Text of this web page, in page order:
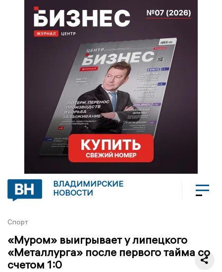
ВЛАДИМИРСКИЕ
НОВОСТИ
Спорт
«Муром» выигрывает у липецкого
«Металлурга» после первого тайма со
счетом 1:0